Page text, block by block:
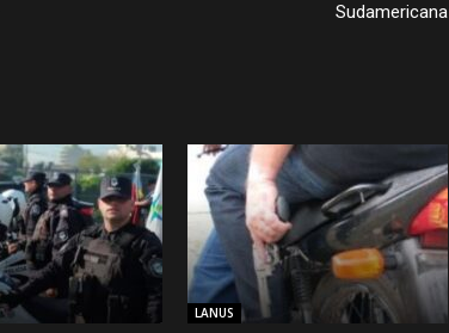
Sudamericana
LANUS